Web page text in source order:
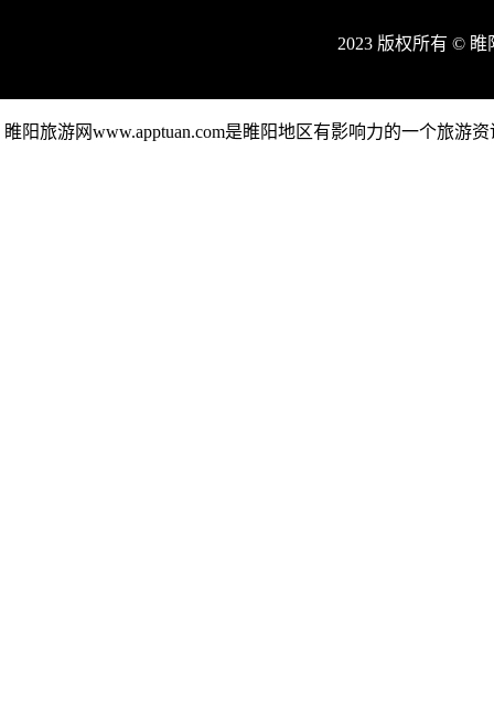
2023 版权所有 ©
睢阳旅游网www.apptuan.com是睢阳地区有影响力的一个旅